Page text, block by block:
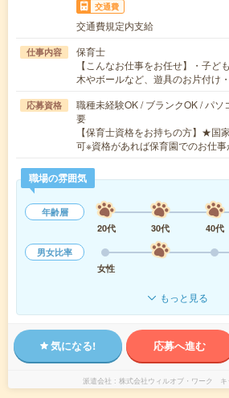
交通費
交通費規定内支給
仕事内容
保育士
【こんなお仕事をお任せ】・子ど
木やボールなど、遊具のお片付
応募資格
職種未経験OK / ブランクOK / パソ
要
【保育士資格をお持ちの方】★国
可※資格があれば保育園でのお仕
職場の雰囲気
年齢層
20代
30代 40代
男女比率
女性
もっと見る
気になる! 応募へ進む
派遣会社 株式会社ウィルオブ・ワーク キ